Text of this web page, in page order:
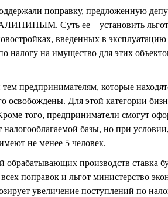
поправку, предложенную
Суть ее – установить
введенных в эксплуатацию
налогу на имущество для этих
предпринимателям, которые
освобождены. Для этой категории
того, предприниматели смогут
базы, но при
не менее 5 человек.
производств ставка
поправок и льгот министерство
увеличение поступлений по